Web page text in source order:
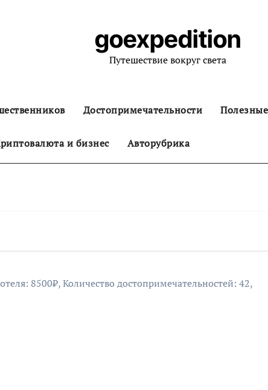
goexpedition
Путешествие вокруг света
Достопримечательности
и бизнес Авторубрика
8500₽, Количество достопримечательностей: 42,